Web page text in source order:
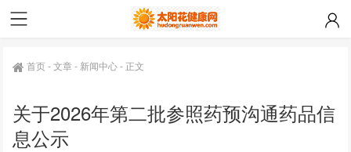
首页-文章- 新闻中心- 正文
关于2026年第二批参照药预沟通药品信
息公示